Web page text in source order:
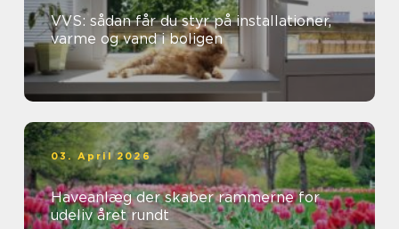
VVS: sådan får du styr på installationer,
varme og vand i boligen
03. April 2026
Haveanlæg der skaber rammerne for
udeliv året rundt